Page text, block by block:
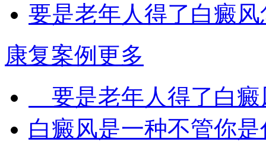
要是老年人得了白癜
康复案例 更多
要是老年人得了白癜
白癜风是一种不管你